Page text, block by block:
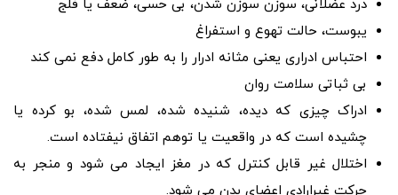
درد عضلانی، سوزن سوزن شدن، بی حسی، ضعف یا فلج
یبوست، حالت تهوع و استفراغ
احتباس ادراری یعنی مثانه ادرار را به طور کامل دفع نمی کند
بی ثباتی سلامت روان
ادراک چیزی که دیده، شنیده شده، لمس شده، بو کرده یا
چشیده است که در واقعیت یا توهم اتفاق نیفتاده است.
اختلال غیر قابل کنترل که در مغز ایجاد می شود و منجر به
حرکت غیرارادی اعضای بدن می شود.